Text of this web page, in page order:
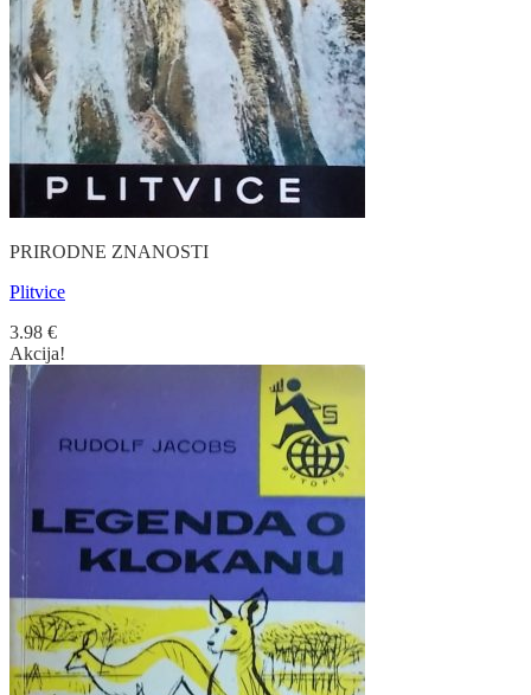
PRIRODNE ZNANOSTI
Plitvice
3.98 €
Akcija!